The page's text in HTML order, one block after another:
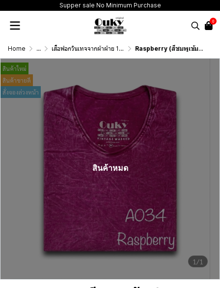
Supper sale No Minimum Purchase
0
Home ... เสื้อฟอกวินเทจจากผ้าผ้าย 100 เปอร์เซนต์ รุ่นดั้งเดิม (T-Shirt Originai Vintage Washed Cotton 100%) Raspberry (สีชมพูเข้มฟอกเอซิด) ผลิตจากผ้าฝ้าย 100% ให้ความรู้สึกนุ่มฟู เบาสบาย
1/1
สินค้าใหม่
สินค้าขายดี
สั่งจองล่วงหน้า
สินค้าหมด